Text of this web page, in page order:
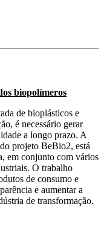
biopolímeros
de bioplásticos e
é necessário gerar
a longo prazo. A
projeto BeBio2, está
em conjunto com vários
O trabalho
de consumo e
e aumentar a
de transformação.